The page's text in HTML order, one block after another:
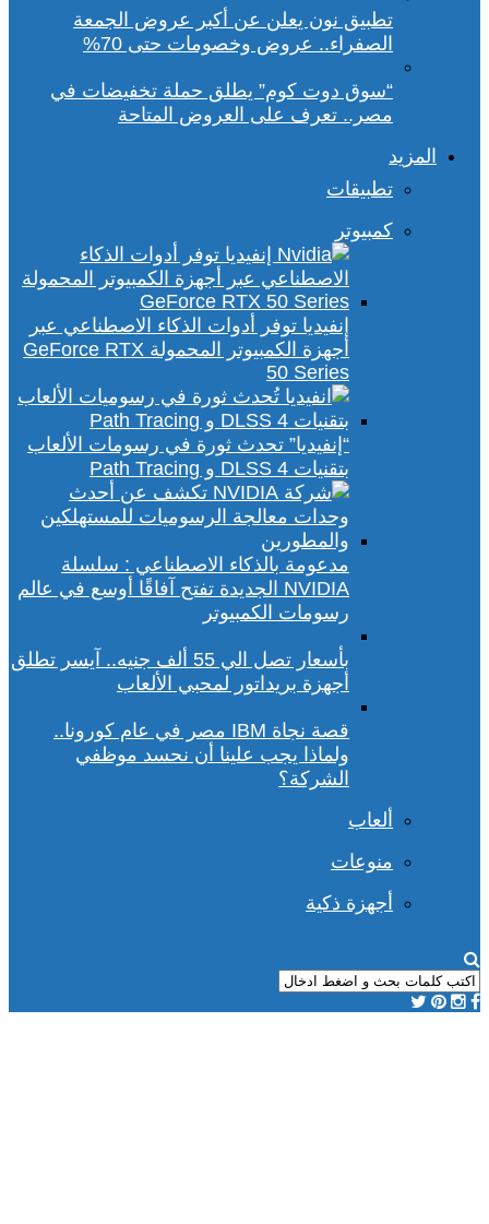
تطبيق نون يعلن عن أكبر عروض الجمعة
الصفراء.. عروض وخصومات حتى 70%
“سوق دوت كوم” يطلق حملة تخفيضات في
مصر.. تعرف على العروض المتاحة
المزيد
تطبيقات
كمبيوتر
إنفيديا توفر أدوات الذكاء الاصطناعي عبر
أجهزة الكمبيوتر المحمولة GeForce RTX
50 Series
“إنفيديا” تحدث ثورة في رسومات الألعاب
بتقنيات DLSS 4 و Path Tracing
مدعومة بالذكاء الاصطناعي : سلسلة
NVIDIA الجديدة تفتح آفاقًا أوسع في عالم
رسومات الكمبيوتر
بأسعار تصل الي 55 ألف جنيه.. آيسر تطلق
أجهزة بريداتور لمحبي الألعاب
قصة نجاة IBM مصر في عام كورونا..
ولماذا يجب علينا أن نحسد موظفي
الشركة؟
ألعاب
منوعات
أجهزة ذكية